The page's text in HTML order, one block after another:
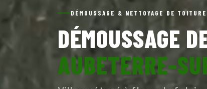
DÉMOUSSAGE & NETTOYAGE DE
DÉMOUSSAGE
AUBETERRE-